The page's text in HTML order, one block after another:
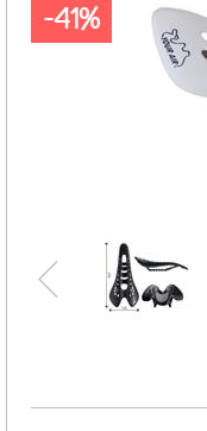
-41%